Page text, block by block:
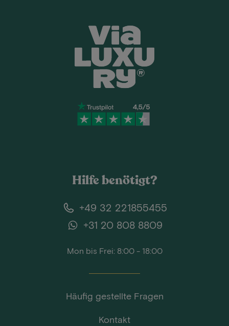
Hilfe benötigt?
+49 32 221855455
+31 20 808 8809
Mon bis Frei: 8:00 - 18:00
Häufig gestellte Fragen
Kontakt